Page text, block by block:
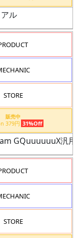
ル
STORE
販売中
Amazon 379円 31%Off
GQuuuuuuX汎
STORE